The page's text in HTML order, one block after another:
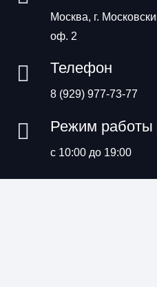
Москва, г.
оф. 2
Телефон
8 (929) 977-73-77
Режим работы
с 10:00 до 19:00